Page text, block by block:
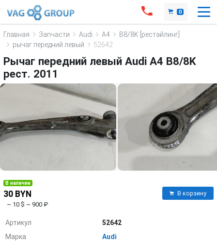
0
Главная Запчасти Audi A4
B8/8K [рестайлинг]
рычаг передний левый
52642
Рычаг передний левый Audi A4 B8/8K
рест. 2011
В наличии
30 BYN
~ 10 $ ~ 900 ₽
В корзину
Артикул
52642
Марка
Audi